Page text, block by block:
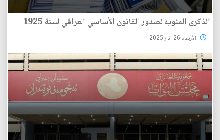
الذكرى المئوية لصدور القانون الأساسي العراقي لسنة 1925
الأربعاء 26 آذار 2025